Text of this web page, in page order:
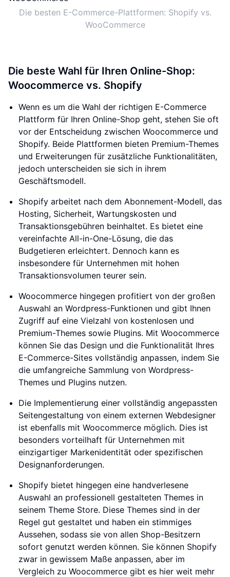
Die besten E-Commerce-Plattformen: Shopify vs.
WooCommerce
Die beste Wahl für Ihren Online-Shop:
Woocommerce vs. Shopify
Wenn es um die Wahl der richtigen E-Commerce
Plattform für Ihren Online-Shop geht, stehen Sie oft
vor der Entscheidung zwischen Woocommerce und
Shopify. Beide Plattformen bieten Premium-Themes
und Erweiterungen für zusätzliche Funktionalitäten,
jedoch unterscheiden sie sich in ihrem
Geschäftsmodell.
Shopify arbeitet nach dem Abonnement-Modell, das
Hosting, Sicherheit, Wartungskosten und
Transaktionsgebühren beinhaltet. Es bietet eine
vereinfachte All-in-One-Lösung, die das
Budgetieren erleichtert. Dennoch kann es
insbesondere für Unternehmen mit hohen
Transaktionsvolumen teurer sein.
Woocommerce hingegen profitiert von der großen
Auswahl an Wordpress-Funktionen und gibt Ihnen
Zugriff auf eine Vielzahl von kostenlosen und
Premium-Themes sowie Plugins. Mit Woocommerce
können Sie das Design und die Funktionalität Ihres
E-Commerce-Sites vollständig anpassen, indem Sie
die umfangreiche Sammlung von Wordpress-
Themes und Plugins nutzen.
Die Implementierung einer vollständig angepassten
Seitengestaltung von einem externen Webdesigner
ist ebenfalls mit Woocommerce möglich. Dies ist
besonders vorteilhaft für Unternehmen mit
einzigartiger Markenidentität oder spezifischen
Designanforderungen.
Shopify bietet hingegen eine handverlesene
Auswahl an professionell gestalteten Themes in
seinem Theme Store. Diese Themes sind in der
Regel gut gestaltet und haben ein stimmiges
Aussehen, sodass sie von allen Shop-Besitzern
sofort genutzt werden können. Sie können Shopify
zwar in gewissem Maße anpassen, aber im
Vergleich zu Woocommerce gibt es hier weit mehr